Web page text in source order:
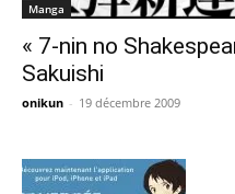
Manga
« 7-nin no
Sakuishi
onikun - 19 décembre 2009